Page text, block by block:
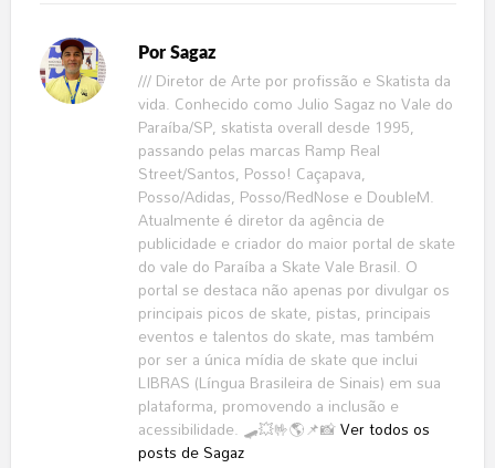
Por Sagaz
/// Diretor de Arte por profissão e Skatista da
vida. Conhecido como Julio Sagaz no Vale do
Paraíba/SP, skatista overall desde 1995,
passando pelas marcas Ramp Real
Street/Santos, Posso! Caçapava,
Posso/Adidas, Posso/RedNose e DoubleM.
Atualmente é diretor da agência de
publicidade e criador do maior portal de skate
do vale do Paraíba a Skate Vale Brasil. O
portal se destaca não apenas por divulgar os
principais picos de skate, pistas, principais
eventos e talentos do skate, mas também
por ser a única mídia de skate que inclui
LIBRAS (Língua Brasileira de Sinais) em sua
plataforma, promovendo a inclusão e
acessibilidade. 🛹💥🤟🌎📌📸Ver todos os
posts de Sagaz